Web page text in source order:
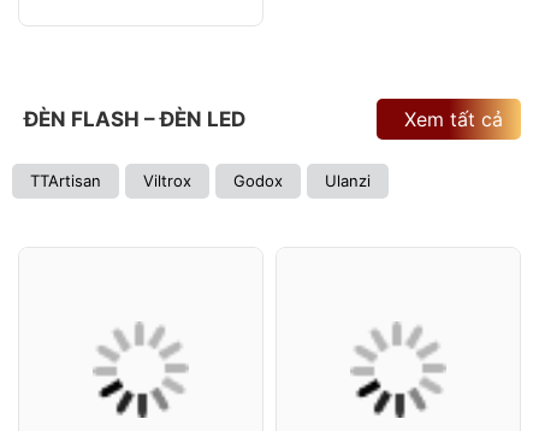
ĐÈN FLASH – ĐÈN LED
TTArtisan Viltrox Godox Ulanzi
Xem tất cả